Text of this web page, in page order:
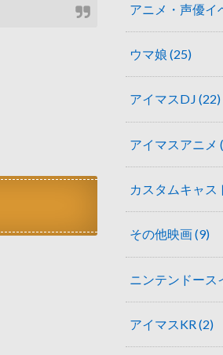
アニメ・声優イ
ウマ娘 (25)
アイマスDJ (22)
アイマスアニメ
カスタムキャス
その他映画(9)
ニンテンドース
アイマスKR(2)